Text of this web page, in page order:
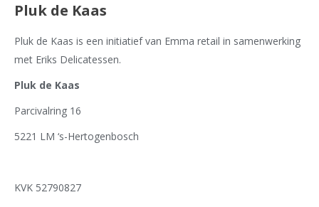
Pluk de Kaas
Pluk de Kaas is een initiatief van Emma retail in samenwerking
met Eriks Delicatessen.
Pluk de Kaas
Parcivalring 16
5221 LM ‘s-Hertogenbosch
KVK 52790827